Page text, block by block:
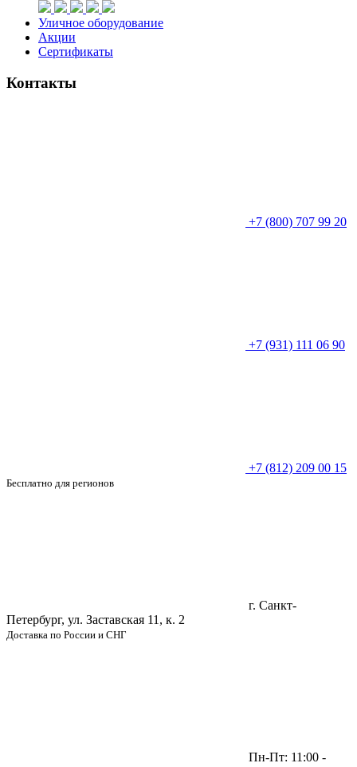
Уличное оборудование
Акции
Сертификаты
Контакты
+7 (800) 707 99 20
+7 (931) 111 06 90
+7 (812) 209 00 15
Бесплатно для регионов
г. Санкт-
Петербург, ул. Заставская 11, к. 2
Доставка по России и СНГ
Пн-Пт: 11:00 -